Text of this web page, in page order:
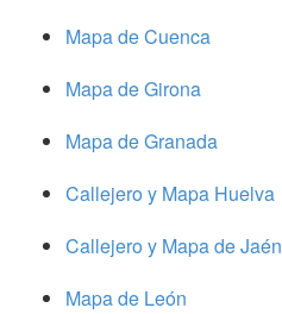
Mapa de Cuenca
Mapa de Girona
Mapa de Granada
Callejero y Mapa Huelva
Callejero y Mapa de Jaén
Mapa de León